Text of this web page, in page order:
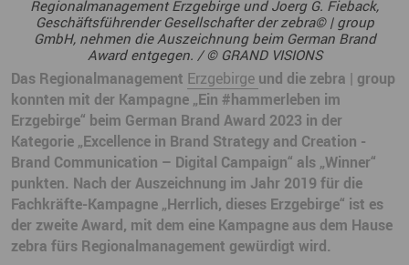
Regionalmanagement Erzgebirge und Joerg G. Fieback,
Geschäftsführender Gesellschafter der zebra© | group
GmbH, nehmen die Auszeichnung beim German Brand
Award entgegen. / © GRAND VISIONS
Das Regionalmanagement Erzgebirge und die zebra | group
konnten mit der Kampagne „Ein #hammerleben im
Erzgebirge“ beim German Brand Award 2023 in der
Kategorie „Excellence in Brand Strategy and Creation -
Brand Communication – Digital Campaign“ als „Winner“
punkten. Nach der Auszeichnung im Jahr 2019 für die
Fachkräfte-Kampagne „Herrlich, dieses Erzgebirge“ ist es
der zweite Award, mit dem eine Kampagne aus dem Hause
zebra fürs Regionalmanagement gewürdigt wird.